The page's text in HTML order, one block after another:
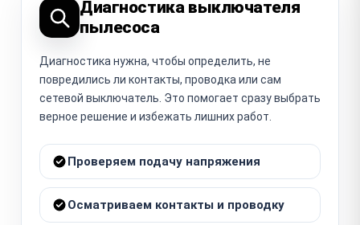
Диагностика выключателя
пылесоса
Диагностика нужна, чтобы определить, не
повредились ли контакты, проводка или сам
сетевой выключатель. Это помогает сразу выбрать
верное решение и избежать лишних работ.
Проверяем подачу напряжения
Осматриваем контакты и проводку